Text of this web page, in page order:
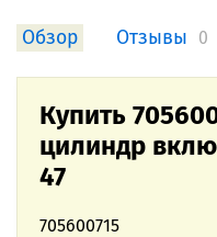
Обзор Отзывы 0
Купить
цилиндр
47
705600715